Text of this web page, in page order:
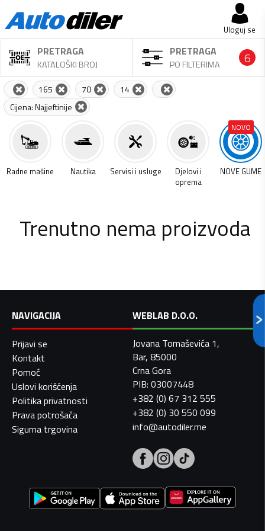
Uloguj se
PRETRAGA
KATALOŠKI BROJ
PRETRAGA
PO FILTERIMA 6
165 70
14
Cijena: Najjeftinije
Radne mašine Nautika Servisi i usluge
Djelovi i
oprema
NOVO
NOVE GUME
Trenutno nema proizvoda
NAVIGACIJA
Prijavi se
Kontakt
Pomoć
Uslovi korišćenja
Politika privatnosti
Prava potrošača
Sigurna trgovina
WEBLAB D.O.O.
Jovana Tomaševića 1,
Bar, 85000
Crna Gora
PIB: 03007448
+382 (0) 67 312 555
+382 (0) 30 550 099
info@autodiler.me